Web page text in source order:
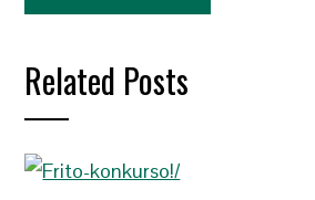
Related Posts